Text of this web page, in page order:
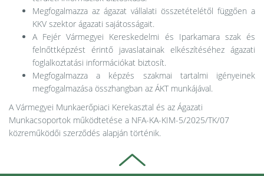
Megfogalmazza az ágazat vállalati összetételétől függően a
KKV szektor ágazati sajátosságait.
A Fejér Vármegyei Kereskedelmi és Iparkamara szak és
felnőttképzést érintő javaslatainak elkészítéséhez ágazati
foglalkoztatási információkat biztosít.
Megfogalmazza a képzés szakmai tartalmi igényeinek
megfogalmazása összhangban az ÁKT munkájával.
A Vármegyei Munkaerőpiaci Kerekasztal és az Ágazati
Munkacsoportok működtetése a NFA-KA-KIM-5/2025/TK/07
közreműködői szerződés alapján történik.